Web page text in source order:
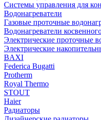
Системы управления для
Водонагреватели
Газовые проточные
Водонагреватели
Электрические проточные
Электрические
BAXI
Federica Bugatti
Protherm
Royal Thermo
STOUT
Haier
Радиаторы